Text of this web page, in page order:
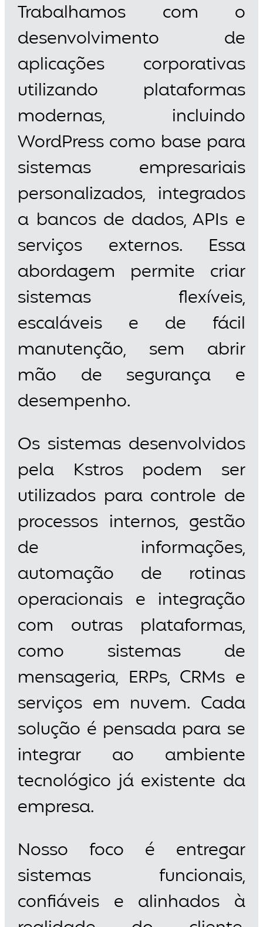
Trabalhamos com o
desenvolvimento de
aplicações corporativas
utilizando plataformas
modernas, incluindo
WordPress como base para
sistemas empresariais
personalizados, integrados
a bancos de dados, APIs e
serviços externos. Essa
abordagem permite criar
sistemas flexíveis,
escaláveis e de fácil
manutenção, sem abrir
mão de segurança e
desempenho.
Os sistemas desenvolvidos
pela Kstros podem ser
utilizados para controle de
processos internos, gestão
de informações,
automação de rotinas
operacionais e integração
com outras plataformas,
como sistemas de
mensageria, ERPs, CRMs e
serviços em nuvem. Cada
solução é pensada para se
integrar ao ambiente
tecnológico já existente da
empresa.
Nosso foco é entregar
sistemas funcionais,
confiáveis e alinhados à